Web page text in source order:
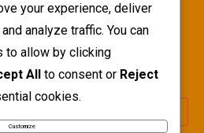
your experience, deliver
analyze traffic. You can
to allow by clicking
All to consent or Reject
cookies.
Customize